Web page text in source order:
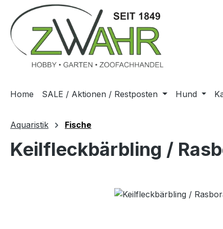
Hauptinhalt springen
Zur Suche springen
Zur Hauptnavigation springen
Home SALE / Aktionen / Restposten Hund
Aquaristik Fische
Keilfleckbärbling /